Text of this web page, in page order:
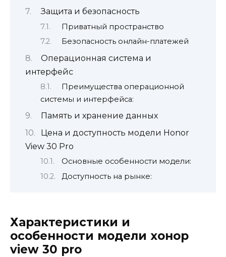
Защита и безопасность
Приватный пространство
Безопасность онлайн-платежей
Операционная система и
интерфейс
Преимущества операционной
системы и интерфейса:
Память и хранение данных
Цена и доступность модели Honor
View 30 Pro
Основные особенности модели:
Доступность на рынке:
Характеристики и
особенности модели хонор
view 30 pro